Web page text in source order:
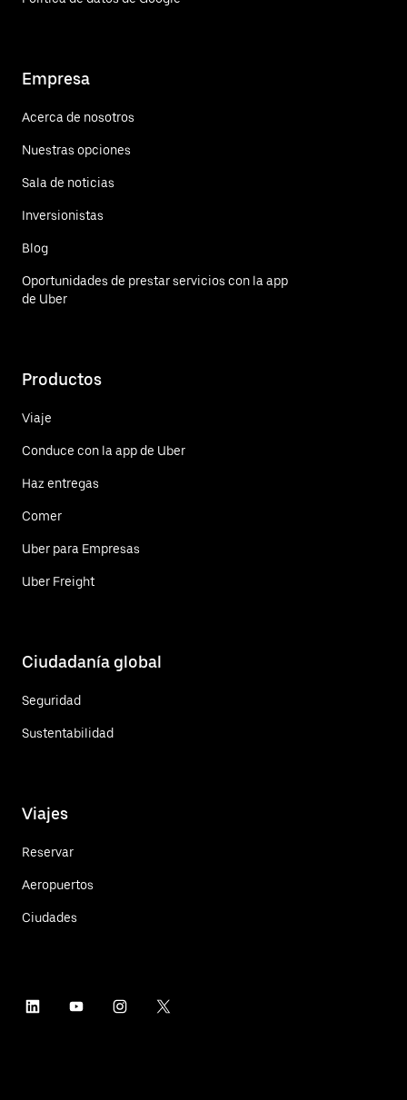
Empresa
Acerca de nosotros
Nuestras opciones
Sala de noticias
Inversionistas
Blog
Oportunidades de prestar servicios con la app
de Uber
Productos
Viaje
Conduce con la app de Uber
Haz entregas
Comer
Uber para Empresas
Uber Freight
Ciudadanía global
Seguridad
Sustentabilidad
Viajes
Reservar
Aeropuertos
Ciudades